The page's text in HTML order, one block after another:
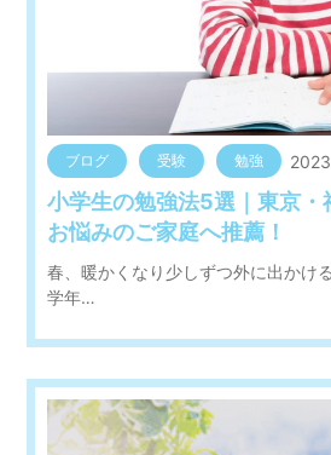
ブログ 受験 勉強
小学生の勉強法5選｜東京・
お悩みのご家庭へ推薦！
春、暖かくなり少しずつ外に出かけ
学年…